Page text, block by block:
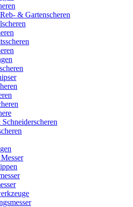
& Gartenscheren